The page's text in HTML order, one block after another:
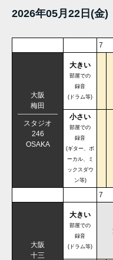
2026年05月22日(金)
7
大阪
梅田
スタジオ
246
OSAKA
大きい
部屋での
録音
(ドラム等)
小さい
部屋での
録音
(ギター、ボ
ーカル、ミ
ックスダウ
ン等)
7
大阪
十三
大きい
部屋での
録音
(ドラム等)